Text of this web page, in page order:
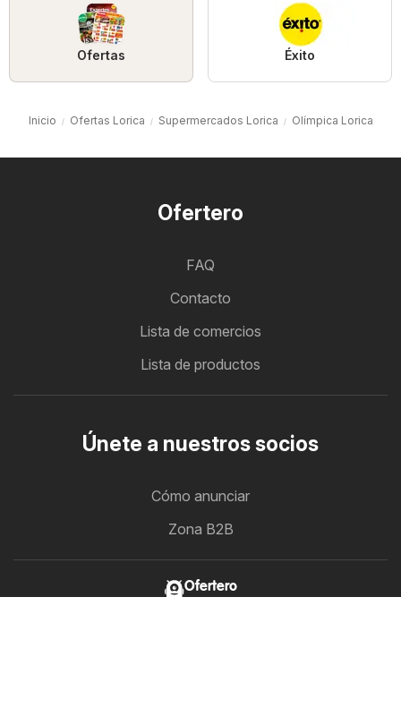
Ofertas Éxito
Inicio Ofertas Lorica Supermercados Lorica Olímpica Lorica
Ofertero
FAQ
Contacto
Lista de comercios
Lista de productos
Únete a nuestros socios
Cómo anunciar
Zona B2B
Ofertero